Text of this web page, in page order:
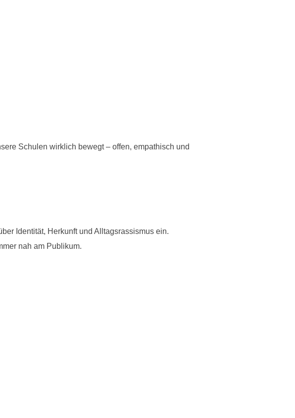
Schulen wirklich bewegt – offen, empathisch und
Identität, Herkunft und Alltagsrassismus ein.
nah am Publikum.